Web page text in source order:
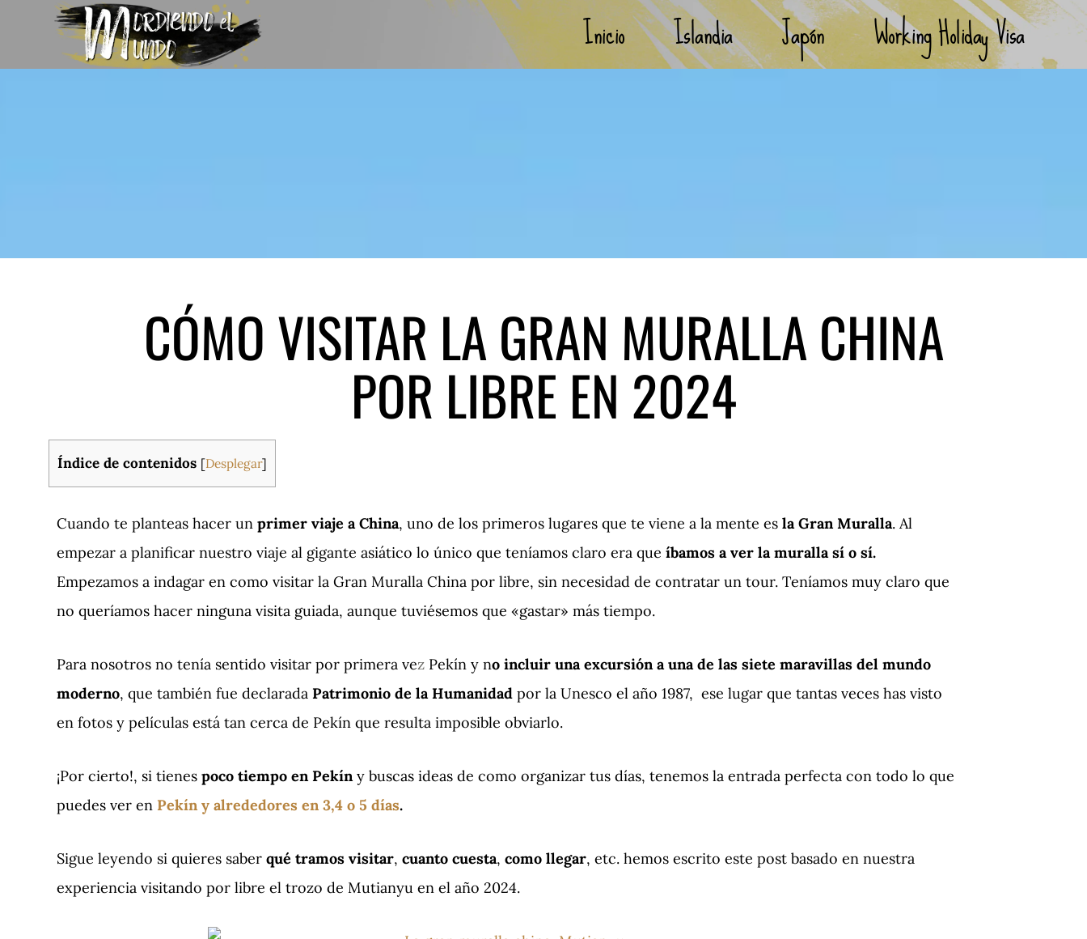
Inicio Islandia Japón Working Holiday Visa
CÓMO VISITAR LA GRAN MURALLA CHINA
POR LIBRE EN 2024
Índice de contenidos [Desplegar]
Cuando te planteas hacer un primer viaje a China, uno de los primeros lugares que te viene a la mente es la Gran Muralla. Al
empezar a planificar nuestro viaje al gigante asiático lo único que teníamos claro era que íbamos a ver la muralla sí o sí.
Empezamos a indagar en como visitar la Gran Muralla China por libre, sin necesidad de contratar un tour. Teníamos muy claro que
no queríamos hacer ninguna visita guiada, aunque tuviésemos que «gastar» más tiempo.
Para nosotros no tenía sentido visitar por primera vez Pekín y no incluir una excursión a una de las siete maravillas del mundo
moderno, que también fue declarada Patrimonio de la Humanidad por la Unesco el año 1987, ese lugar que tantas veces has visto
en fotos y películas está tan cerca de Pekín que resulta imposible obviarlo.
¡Por cierto!, si tienes poco tiempo en Pekíny buscas ideas de como organizar tus días, tenemos la entrada perfecta con todo lo que
puedes ver en Pekín y alrededores en 3,4 o 5 días.
Sigue leyendo si quieres saber qué tramos visitar, cuanto cuesta, como llegar, etc. hemos escrito este post basado en nuestra
experiencia visitando por libre el trozo de Mutianyu en el año 2024.